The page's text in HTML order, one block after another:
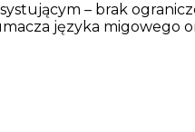
– brak
języka migowego